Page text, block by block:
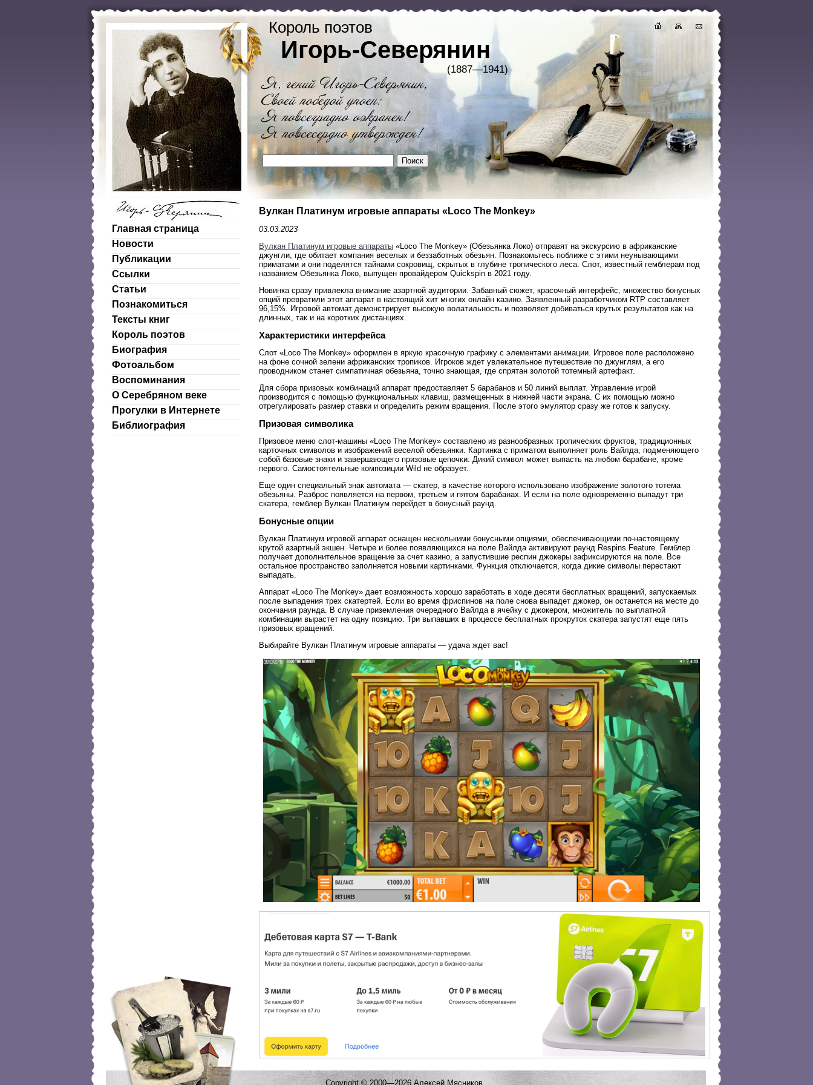
Король поэтов
Игорь-Северянин
(1887—1941)
Главная страница
Новости
Публикации
Ссылки
Статьи
Познакомиться
Тексты книг
Король поэтов
Биография
Фотоальбом
Воспоминания
О Серебряном веке
Прогулки в Интернете
Библиография
Вулкан Платинум игровые аппараты «Loco The Monkey»
03.03.2023
Вулкан Платинум игровые аппараты «Loco The Monkey» (Обезьянка Локо) отправят на экскурсию в африканские
джунгли, где обитает компания веселых и беззаботных обезьян. Познакомьтесь поближе с этими неунывающими
приматами и они поделятся тайнами сокровищ, скрытых в глубине тропического леса. Слот, известный гемблерам под
названием Обезьянка Локо, выпущен провайдером Quickspin в 2021 году.
Новинка сразу привлекла внимание азартной аудитории. Забавный сюжет, красочный интерфейс, множество бонусных
опций превратили этот аппарат в настоящий хит многих онлайн казино. Заявленный разработчиком RTP составляет
96,15%. Игровой автомат демонстрирует высокую волатильность и позволяет добиваться крутых результатов как на
длинных, так и на коротких дистанциях.
Характеристики интерфейса
Слот «Loco The Monkey» оформлен в яркую красочную графику с элементами анимации. Игровое поле расположено
на фоне сочной зелени африканских тропиков. Игроков ждет увлекательное путешествие по джунглям, а его
проводником станет симпатичная обезьяна, точно знающая, где спрятан золотой тотемный артефакт.
Для сбора призовых комбинаций аппарат предоставляет 5 барабанов и 50 линий выплат. Управление игрой
производится с помощью функциональных клавиш, размещенных в нижней части экрана. С их помощью можно
отрегулировать размер ставки и определить режим вращения. После этого эмулятор сразу же готов к запуску.
Призовая символика
Призовое меню слот-машины «Loco The Monkey» составлено из разнообразных тропических фруктов, традиционных
карточных символов и изображений веселой обезьянки. Картинка с приматом выполняет роль Вайлда, подменяющего
собой базовые знаки и завершающего призовые цепочки. Дикий символ может выпасть на любом барабане, кроме
первого. Самостоятельные композиции Wild не образует.
Еще один специальный знак автомата — скатер, в качестве которого использовано изображение золотого тотема
обезьяны. Разброс появляется на первом, третьем и пятом барабанах. И если на поле одновременно выпадут три
скатера, гемблер Вулкан Платинум перейдет в бонусный раунд.
Бонусные опции
Вулкан Платинум игровой аппарат оснащен несколькими бонусными опциями, обеспечивающими по-настоящему
крутой азартный экшен. Четыре и более появляющихся на поле Вайлда активируют раунд Respins Feature. Гемблер
получает дополнительное вращение за счет казино, а запустившие респин джокеры зафиксируются на поле. Все
остальное пространство заполняется новыми картинками. Функция отключается, когда дикие символы перестают
выпадать.
Аппарат «Loco The Monkey» дает возможность хорошо заработать в ходе десяти бесплатных вращений, запускаемых
после выпадения трех скатертей. Если во время фриспинов на поле снова выпадет джокер, он останется на месте до
окончания раунда. В случае приземления очередного Вайлда в ячейку с джокером, множитель по выплатной
комбинации вырастет на одну позицию. Три выпавших в процессе бесплатных прокруток скатера запустят еще пять
призовых вращений.
Выбирайте Вулкан Платинум игровые аппараты — удача ждет вас!
Copyright © 2000—2026 Алексей Мясников